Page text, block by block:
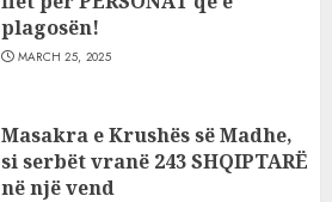
plagosën!
MARCH 25, 2025
Masakra e Krushës së Madhe,
si serbët vranë 243 SHQIPTARË
në një vend